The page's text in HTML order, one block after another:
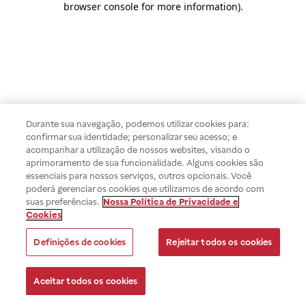
browser console for more information).
Durante sua navegação, podemos utilizar cookies para:
confirmar sua identidade; personalizar seu acesso; e
acompanhar a utilização de nossos websites, visando o
aprimoramento de sua funcionalidade. Alguns cookies são
essenciais para nossos serviços, outros opcionais. Você
poderá gerenciar os cookies que utilizamos de acordo com
suas preferências. Nossa Política de Privacidade e
Cookies
Definições de cookies Rejeitar todos os cookies
Aceitar todos os cookies